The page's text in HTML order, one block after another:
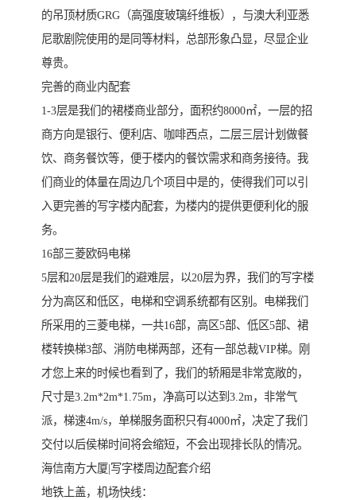
的吊顶材质GRG（高强度玻璃纤维板），与澳大利亚悉
尼歌剧院使用的是同等材料，总部形象凸显，尽显企业
尊贵。
完善的商业内配套
1-3层是我们的裙楼商业部分，面积约8000㎡，一层的招
商方向是银行、便利店、咖啡西点，二层三层计划做餐
饮、商务餐饮等，便于楼内的餐饮需求和商务接待。我
们商业的体量在周边几个项目中是的，使得我们可以引
入更完善的写字楼内配套，为楼内的提供更便利化的服
务。
16部三菱欧码电梯
5层和20层是我们的避难层，以20层为界，我们的写字楼
分为高区和低区，电梯和空调系统都有区别。电梯我们
所采用的三菱电梯，一共16部，高区5部、低区5部、裙
楼转换梯3部、消防电梯两部，还有一部总裁VIP梯。刚
才您上来的时候也看到了，我们的轿厢是非常宽敞的，
尺寸是3.2m*2m*1.75m，净高可以达到3.2m，非常气
派，梯速4m/s，单梯服务面积只有4000㎡，决定了我们
交付以后侯梯时间将会缩短，不会出现排长队的情况。
海信南方大厦|写字楼周边配套介绍
地铁上盖，机场快线：